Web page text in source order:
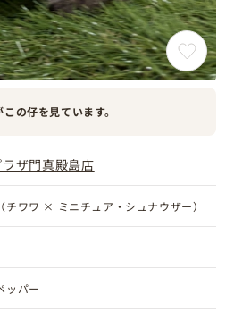
の仔を見ています。
ザ門真殿島店
チワワ × ミニチュア・シュナウザー）
ッパー